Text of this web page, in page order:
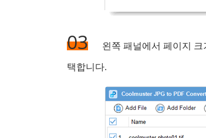
03 왼쪽 패널에서 페이지
택합니다.